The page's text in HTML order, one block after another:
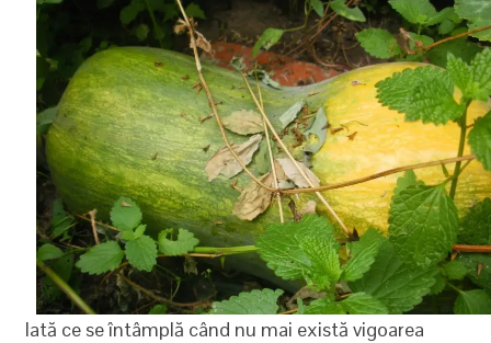
Iată ce se întâmplă când nu mai există vigoarea